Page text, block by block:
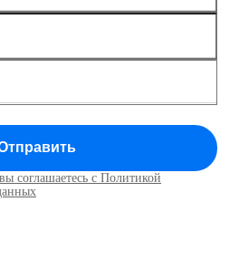
доступа MES1428-04
доступа MES1428
доступа MES1428
соглашаетесь с Политикой